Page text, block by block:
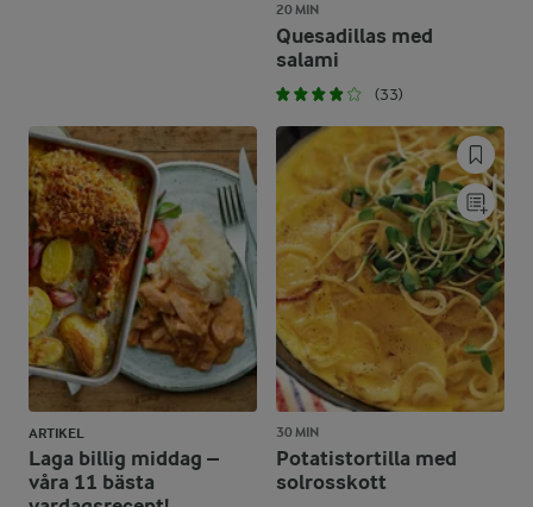
20 MIN
Quesadillas med
salami
(33)
ARTIKEL
Laga billig middag –
våra 11 bästa
30 MIN
Potatistortilla med
solrosskott